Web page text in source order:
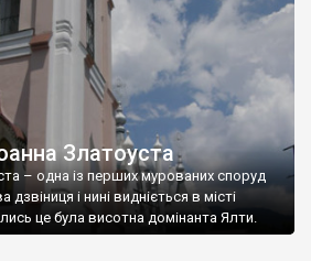
Златоуста
– одна із перших мурованих споруд
і нині видніється в місті
це була висотна домінанта Ялти.